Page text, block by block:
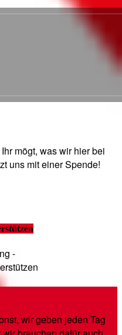
mögt, was wir hier bei
uns mit einer Spende!
-
wir geben jeden Tag